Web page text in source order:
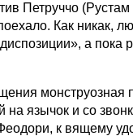
Петруччо
Как никак,
а пока
монструозная
на язычок и со
к вящему